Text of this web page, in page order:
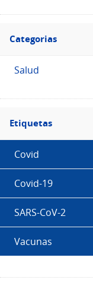
Filtro
Categorias
Categorias
Salud
Filtro
Etiquetas
Etiquetas
Covid
Covid-19
SARS-CoV-2
Vacunas